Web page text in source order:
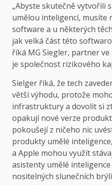
„Abyste skutečně vytvořili
umělou inteligencí, musíte
software a u některých
jak velká část této
říká MG Siegler, partner
je společnost rizikového
Sielger říká, že tech
větší výhodu, protože
infrastruktury a dovolit si
opakují nové verze
pokoušejí z ničeho nic
produkty umělé
a Apple mohou využít
asistenty umělé
nositelných slunečních